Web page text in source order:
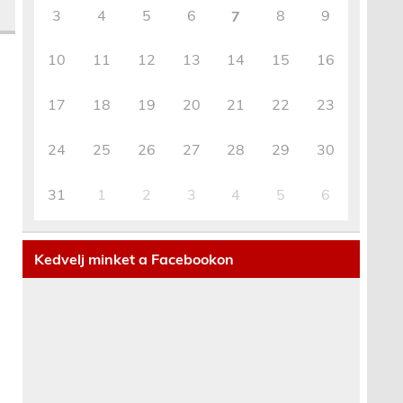
3 4 5 6 7 8 9
10 11 12 13 14 15 16
17 18 19 20 21 22 23
24 25 26 27 28 29 30
31 1 2 3 4 5 6
Kedvelj minket a Facebookon